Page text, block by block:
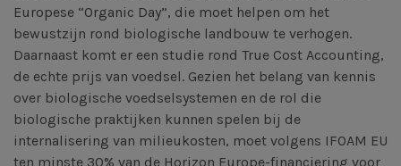
Europese “Organic Day”, die moet helpen om het
bewustzijn rond biologische landbouw te verhogen.
Daarnaast komt er een studie rond True Cost Accounting,
de echte prijs van voedsel. Gezien het belang van kennis
over biologische voedselsystemen en de rol die
biologische praktijken kunnen spelen bij de
internalisering van milieukosten, moet volgens IFOAM EU
ten minste 30% van de Horizon Europe-financiering voor